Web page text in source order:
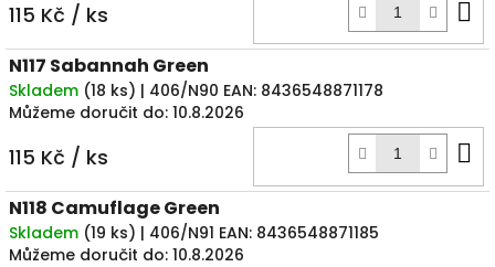
115 Kč / ks
N117 Sabannah Green
Skladem (18 ks) | 406/N90 EAN: 8436548871178
Můžeme doručit do: 10.8.2026
115 Kč / ks
N118 Camuflage Green
Skladem (19 ks) | 406/N91 EAN: 8436548871185
Můžeme doručit do: 10.8.2026